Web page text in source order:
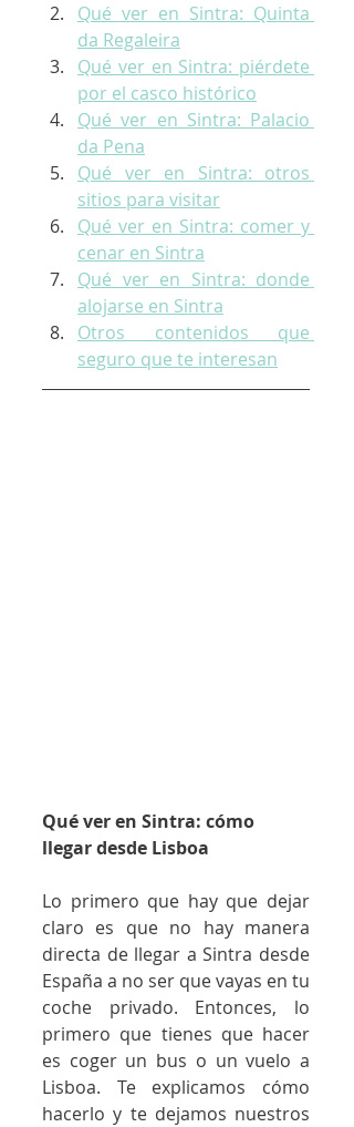
Qué ver en Sintra: Quinta
da Regaleira
Qué ver en Sintra: piérdete
por el casco histórico
Qué ver en Sintra: Palacio
da Pena
Qué ver en Sintra: otros
sitios para visitar
Qué ver en Sintra: comer y
cenar en Sintra
Qué ver en Sintra: donde
alojarse en Sintra
Otros contenidos que
seguro que te interesan
Qué ver en Sintra: cómo
llegar desde Lisboa
Lo primero que hay que dejar
claro es que no hay manera
directa de llegar a Sintra desde
España a no ser que vayas en tu
coche privado. Entonces, lo
primero que tienes que hacer
es coger un bus o un vuelo a
Lisboa. Te explicamos cómo
hacerlo y te dejamos nuestros